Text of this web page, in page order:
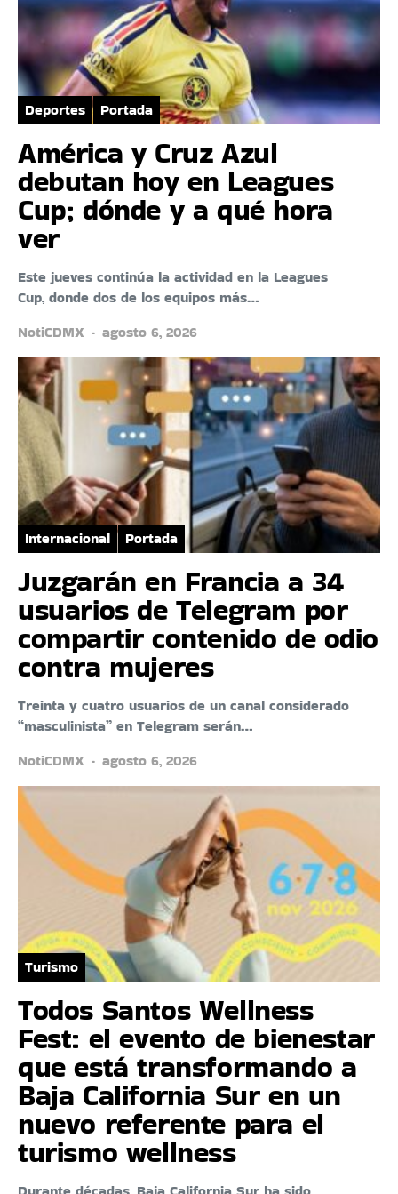
Deportes Portada
América y Cruz Azul
debutan hoy en Leagues
Cup; dónde y a qué hora
ver
Este jueves continúa la actividad en la Leagues
Cup, donde dos de los equipos más…
NotiCDMX
agosto 6, 2026
Internacional Portada
Juzgarán en Francia a 34
usuarios de Telegram por
compartir contenido de odio
contra mujeres
Treinta y cuatro usuarios de un canal considerado
“masculinista” en Telegram serán…
NotiCDMX
agosto 6, 2026
Turismo
Todos Santos Wellness
Fest: el evento de bienestar
que está transformando a
Baja California Sur en un
nuevo referente para el
turismo wellness